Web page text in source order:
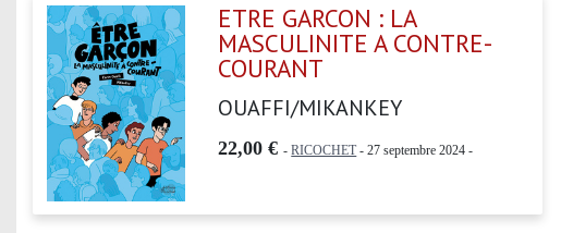
ETRE GARCON : LA
MASCULINITE A CONTRE-
COURANT
OUAFFI/MIKANKEY
22,00 € -RICOCHET- 27 septembre 2024 -